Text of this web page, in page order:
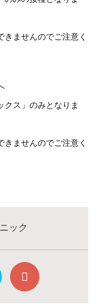
ませんのでご注意く
クス」のみとなりま
ませんのでご注意く
ック